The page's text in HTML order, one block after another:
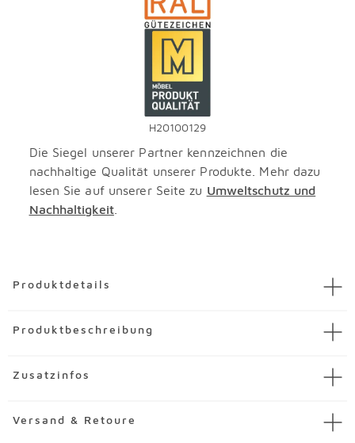
H20100129
Die Siegel unserer Partner kennzeichnen die
nachhaltige Qualität unserer Produkte. Mehr dazu
lesen Sie auf unserer Seite zu Umweltschutz und
Nachhaltigkeit.
Produktdetails
Artikel Waschtischunterschrank Parma600
Merkmale
Produktbeschreibung
Der Waschtischunterschrank Parma600 von Pelipal
zahlreiche Kosmetikartikel und Waschuntensilien verstaut
Zusatzinfos
<br> <br> MDF steht für „mitteldichte
(Holz-)Faserplatte“. Es handelt sich um Holzfasern, die zu
Versand & Retoure